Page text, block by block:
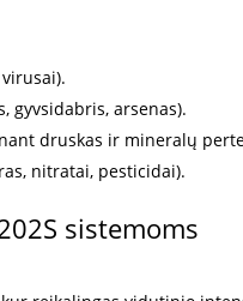
gyvsidabris, arsenas).
druskas ir mineralų
nitratai, pesticidai).
sistemoms